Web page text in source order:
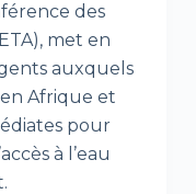
des
met en
auxquels
Afrique et
pour
à l’eau